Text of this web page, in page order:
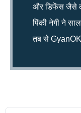
और डिफेंस जैसे कई
पिंकी नेगी ने
तब से GyanOK